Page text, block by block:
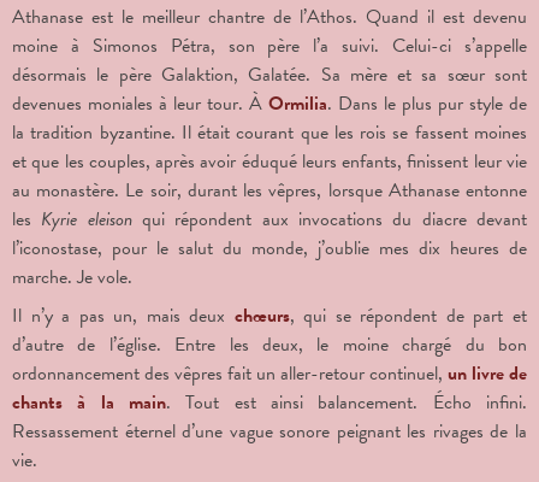
Athanase est le meilleur chantre de l’Athos. Quand il est devenu
moine à Simonos Pétra, son père l’a suivi. Celui-ci s’appelle
désormais le père Galaktion, Galatée. Sa mère et sa sœur sont
devenues moniales à leur tour. À Ormilia. Dans le plus pur style de
la tradition byzantine. Il était courant que les rois se fassent moines
et que les couples, après avoir éduqué leurs enfants, finissent leur vie
au monastère. Le soir, durant les vêpres, lorsque Athanase entonne
les Kyrie eleisonqui répondent aux invocations du diacre devant
l’iconostase, pour le salut du monde, j’oublie mes dix heures de
marche. Je vole.
Il n’y a pas un, mais deux chœurs, qui se répondent de part et
d’autre de l’église. Entre les deux, le moine chargé du bon
ordonnancement des vêpres fait un aller-retour continuel, un livre de
chants à la main. Tout est ainsi balancement. Écho infini.
Ressassement éternel d’une vague sonore peignant les rivages de la
vie.